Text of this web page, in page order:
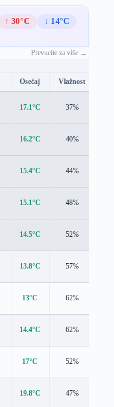
↑ 30°C
↓ 14°C
Prevucite za više →
Osećaj Vlažnost
17.1°C 37%
16.2°C 40%
15.4°C 44%
15.1°C 48%
14.5°C 52%
13.8°C 57%
13°C 62%
14.4°C 62%
17°C 52%
19.8°C 47%